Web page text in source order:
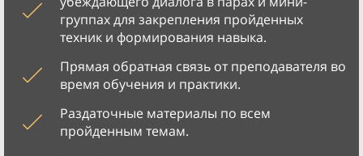
группах для закрепления пройденных
техник и формирования навыка.
Прямая обратная связь от преподавателя во
время обучения и практики.
Раздаточные материалы по всем
пройденным темам.